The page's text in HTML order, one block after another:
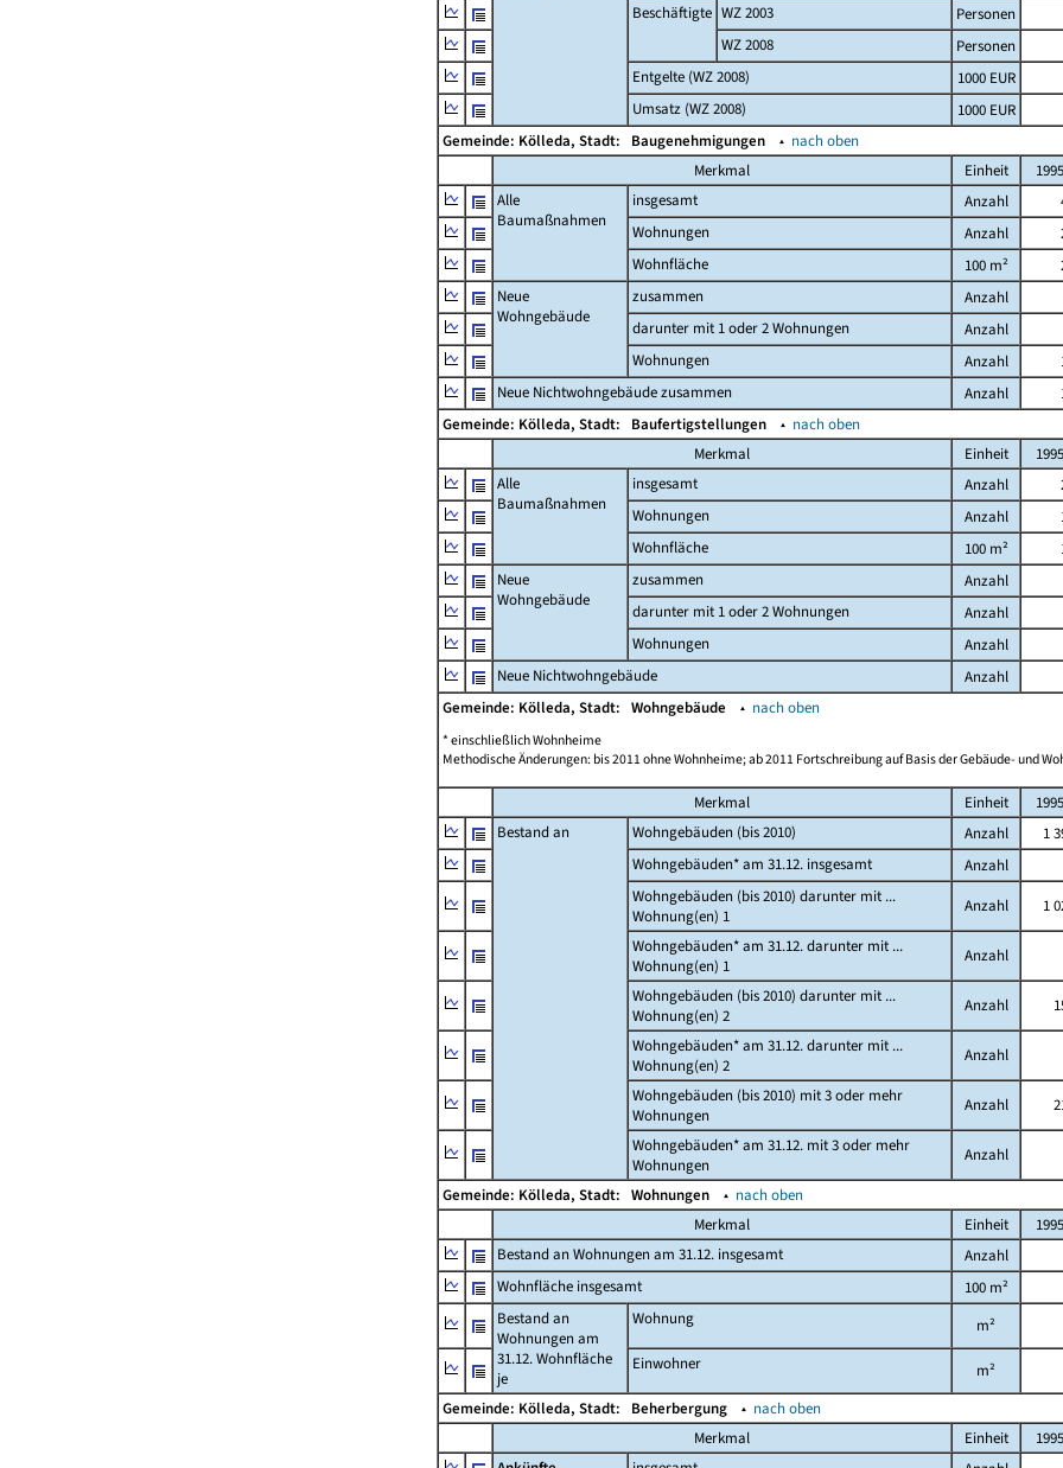
Beschäftigte WZ 2003 Personen
WZ 2008
Personen
Entgelte (WZ 2008)
1000 EUR
Umsatz (WZ 2008)
1000 EUR
Gemeinde: Kölleda, Stadt: Baugenehmigungen ▴ nach oben
Merkmal
Einheit 1995
Alle
Baumaßnahmen
insgesamt Anzahl
Wohnungen
Anzahl
Wohnfläche
100 m²
Neue
Wohngebäude
zusammen Anzahl
darunter mit 1 oder 2 Wohnungen
Anzahl
Wohnungen
Anzahl
Neue Nichtwohngebäude zusammen
Anzahl
Gemeinde: Kölleda, Stadt: Baufertigstellungen ▴ nach oben
Merkmal
Einheit 1995
Alle
Baumaßnahmen
insgesamt Anzahl
Wohnungen
Anzahl
Wohnfläche
100 m²
Neue
Wohngebäude
zusammen Anzahl
darunter mit 1 oder 2 Wohnungen
Anzahl
Wohnungen
Anzahl
Neue Nichtwohngebäude
Anzahl
Gemeinde: Kölleda, Stadt: Wohngebäude ▴ nach oben
* einschließlich Wohnheime
Methodische Änderungen: bis 2011 ohne Wohnheime; ab 2011 Fortschreibung auf Basis der Gebäude- und
Merkmal Einheit 1995
Bestand an
Wohngebäuden (bis 2010) Anzahl 1
Wohngebäuden* am 31.12. insgesamt
Anzahl
Wohngebäuden (bis 2010) darunter mit ...
Wohnung(en) 1
Anzahl 1
Wohngebäuden* am 31.12. darunter mit ...
Wohnung(en) 1
Anzahl
Wohngebäuden (bis 2010) darunter mit ...
Wohnung(en) 2
Anzahl
Wohngebäuden* am 31.12. darunter mit ...
Wohnung(en) 2
Anzahl
Wohngebäuden (bis 2010) mit 3 oder mehr
Wohnungen
Anzahl
Wohngebäuden* am 31.12. mit 3 oder mehr
Wohnungen
Anzahl
Gemeinde: Kölleda, Stadt: Wohnungen ▴ nach oben
Merkmal
Einheit 1995
Bestand an Wohnungen am 31.12. insgesamt
Anzahl
Wohnfläche insgesamt
100 m²
Bestand an
Wohnungen am
31.12. Wohnfläche
je
Wohnung
m²
Einwohner
m²
Gemeinde: Kölleda, Stadt: Beherbergung ▴ nach oben
Merkmal
Einheit 1995